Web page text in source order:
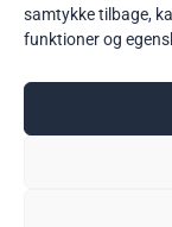
samtykke tilbage,
funktioner og